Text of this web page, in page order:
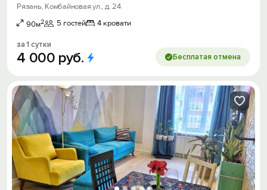
Рязань, Комбайновая ул., д. 24
90м2 5 гостей 4 кровати
за 1 сутки
4 000 руб. Бесплатая отмена